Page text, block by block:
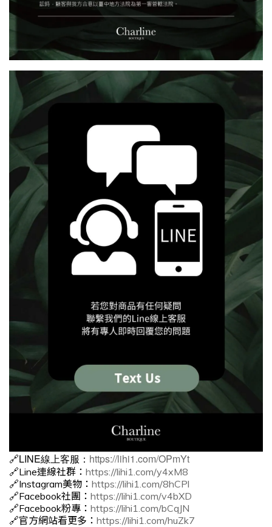
🔗LINE線上客服： https://lihi1.com/OPmYt
🔗Line連線社群： https://lihi1.com/y4xM8
🔗Instagram美物： https://lihi1.com/8hCPl
🔗Facebook社團： https://lihi1.com/v4bXD
🔗Facebook粉專： https://lihi1.com/bCqJN
🔗官方網站看更多： https://lihi1.com/huZk7